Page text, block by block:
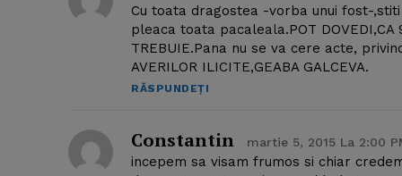
Cu toata dragostea -vorba unui fost-
pleaca toata pacaleala.POT DOVEDI,CA
TREBUIE.Pana nu se va cere acte,
AVERILOR ILICITE,GEABA GALCEVA.
RĂSPUNDEȚI
Constantin martie 5, 2015 La 2:00
incepem sa visam frumos si chiar